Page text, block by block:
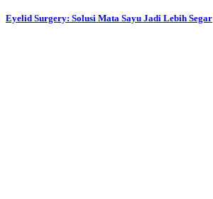
Eyelid Surgery: Solusi Mata Sayu Jadi Lebih Segar